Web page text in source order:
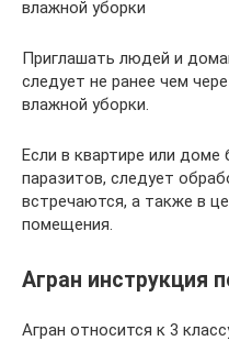
влажной уборки
Приглашать людей и
следует не ранее чем
влажной уборки.
Если в квартире или
паразитов, следует
встречаются, а также в
помещения.
Агран инструкция
Агран относится к 3